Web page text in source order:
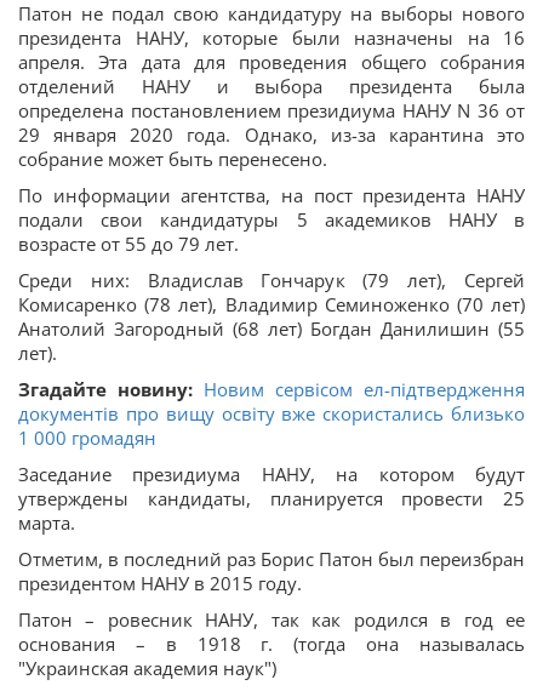
Патон не подал свою кандидатуру на выборы нового
президента НАНУ, которые были назначены на 16
апреля. Эта дата для проведения общего собрания
отделений НАНУ и выбора президента была
определена постановлением президиума НАНУ N 36 от
29 января 2020 года. Однако, из-за карантина это
собрание может быть перенесено.
По информации агентства, на пост президента НАНУ
подали свои кандидатуры 5 академиков НАНУ в
возрасте от 55 до 79 лет.
Среди них: Владислав Гончарук (79 лет), Сергей
Комисаренко (78 лет), Владимир Семиноженко (70 лет)
Анатолий Загородный (68 лет) Богдан Данилишин (55
лет).
Згадайте новину: Новим сервісом ел-підтвердження
документів про вищу освіту вже скористались близько
1 000 громадян
Заседание президиума НАНУ, на котором будут
утверждены кандидаты, планируется провести 25
марта.
Отметим, в последний раз Борис Патон был переизбран
президентом НАНУ в 2015 году.
Патон – ровесник НАНУ, так как родился в год ее
основания – в 1918 г. (тогда она называлась
"Украинская академия наук")